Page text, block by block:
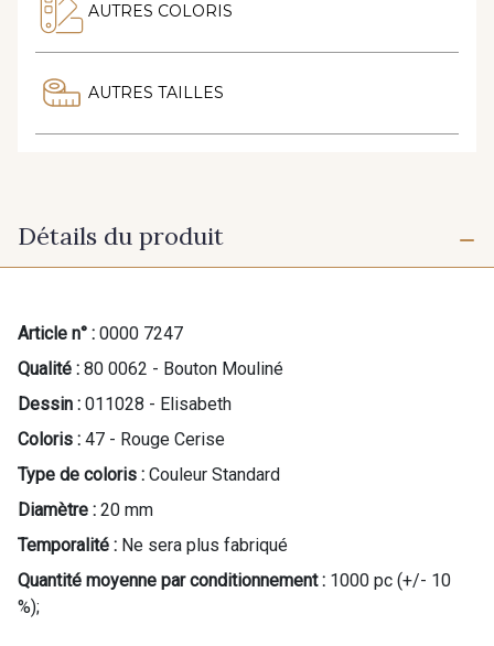
AUTRES COLORIS
AUTRES TAILLES
Détails du produit
Article n° : 0000 7247
Qualité : 80 0062 - Bouton Mouliné
Dessin : 011028 - Elisabeth
Coloris : 47 - Rouge Cerise
Type de coloris : Couleur Standard
Diamètre : 20 mm
Temporalité : Ne sera plus fabriqué
Quantité moyenne par conditionnement :
%);